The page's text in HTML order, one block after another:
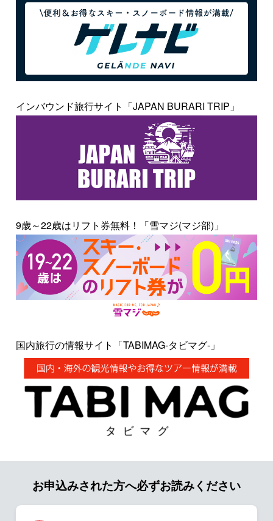
インバウンド旅行サイト「JAPAN BURARI TRIP」
9歳～22歳はリフト券無料！「雪マジ(マジ部)」
国内旅行の情報サイト「TABIMAG-タビマグ-」
お申込みされた方へ必ずお読みください